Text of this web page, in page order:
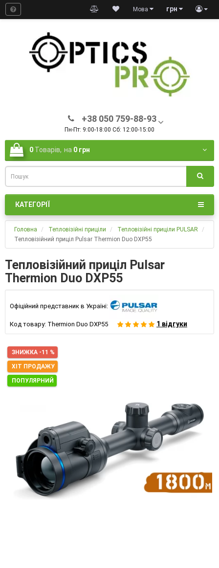
грн
Мова
+38 050 759-88-93
Пн-Пт: 9:00-18:00 Сб: 12:00-15:00
0 Товарів, на 0 грн
КАТЕГОРІЇ
Головна Тепловізійні приціли
Тепловізійні приціли PULSAR
Тепловізійний приціл Pulsar Thermion Duo DXP55
Тепловізійний приціл Pulsar
Thermion Duo DXP55
Офіційний представник в Україні:
Код товару: Thermion Duo DXP55 1 відгуки
ЗНИЖКА -11 %
ХІТ ПРОДАЖУ
ПОПУЛЯРНИЙ